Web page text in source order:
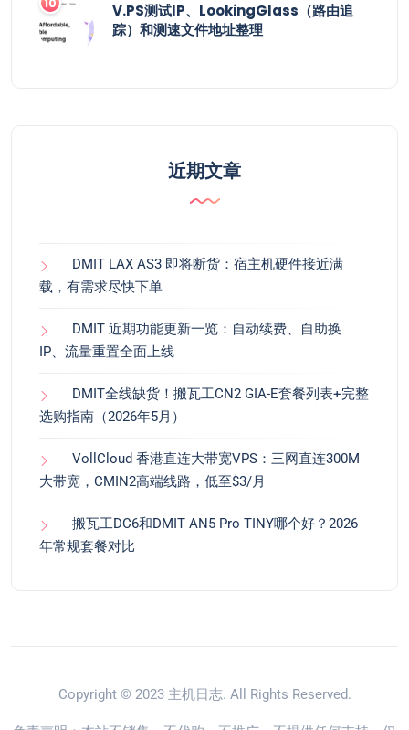
V.PS测试IP、LookingGlass（路由追
踪）和测速文件地址整理
近期文章
DMIT LAX AS3 即将断货：宿主机硬件接近满
载，有需求尽快下单
DMIT 近期功能更新一览：自动续费、自助换
IP、流量重置全面上线
DMIT全线缺货！搬瓦工CN2 GIA-E套餐列表+完整
选购指南（2026年5月）
VollCloud 香港直连大带宽VPS：三网直连300M
大带宽，CMIN2高端线路，低至$3/月
搬瓦工DC6和DMIT AN5 Pro TINY哪个好？2026
年常规套餐对比
Copyright © 2023 主机日志. All Rights Reserved.